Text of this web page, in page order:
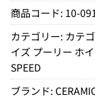
商品コード: 10-
カテゴリー: カテ
イズ プーリー ホ
SPEED
ブランド: